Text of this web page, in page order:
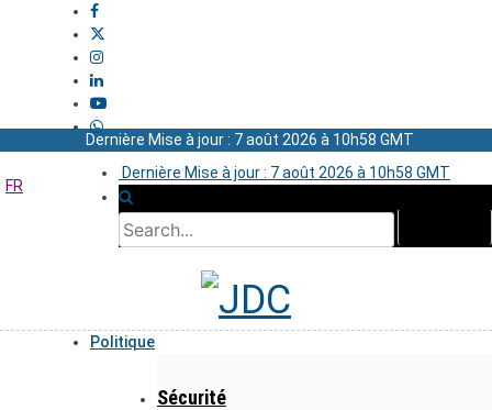
Dernière Mise à jour : 7 août 2026 à 10h58 GMT
Dernière Mise à jour : 7 août 2026 à 10h58 GMT
FR
Politique
Sécurité